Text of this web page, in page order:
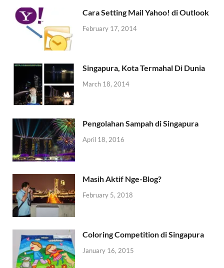
Cara Setting Mail Yahoo! di Outlook
February 17, 2014
Singapura, Kota Termahal Di Dunia
March 18, 2014
Pengolahan Sampah di Singapura
April 18, 2016
Masih Aktif Nge-Blog?
February 5, 2018
Coloring Competition di Singapura
January 16, 2015